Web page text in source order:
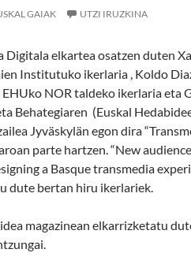
GAIAK UTZI IRUZKINA
Digitala elkartea osatzen duten
Institutuko ikerlaria , Koldo
NOR taldeko ikerlaria eta
Behategiaren (Euskal
Jyväskylän egon dira
parte hartzen. “New
a Basque transmedia
dute bertan hiru ikerlariek.
magazinean elkarrizketatu